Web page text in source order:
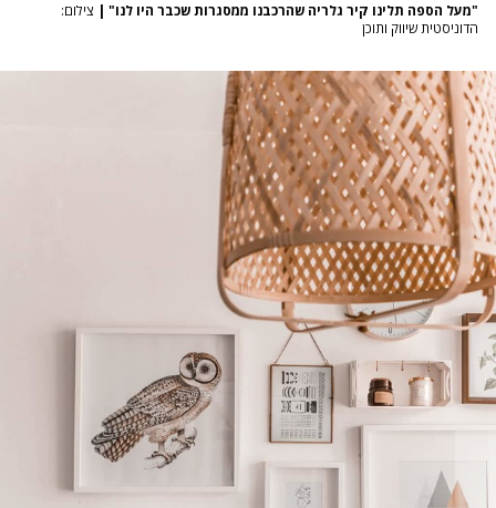
"מעל הספה תלינו קיר גלריה שהרכבנו ממסגרות שכבר היו לנו" | צילום:
הדוניסטית שיווק ותוכן